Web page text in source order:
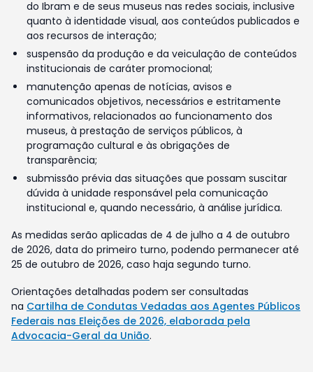
do Ibram e de seus museus nas redes sociais, inclusive
quanto à identidade visual, aos conteúdos publicados e
aos recursos de interação;
suspensão da produção e da veiculação de conteúdos
institucionais de caráter promocional;
manutenção apenas de notícias, avisos e
comunicados objetivos, necessários e estritamente
informativos, relacionados ao funcionamento dos
museus, à prestação de serviços públicos, à
programação cultural e às obrigações de
transparência;
submissão prévia das situações que possam suscitar
dúvida à unidade responsável pela comunicação
institucional e, quando necessário, à análise jurídica.
As medidas serão aplicadas de 4 de julho a 4 de outubro
de 2026, data do primeiro turno, podendo permanecer até
25 de outubro de 2026, caso haja segundo turno.
Orientações detalhadas podem ser consultadas
na Cartilha de Condutas Vedadas aos Agentes Públicos
Federais nas Eleições de 2026, elaborada pela
Advocacia-Geral da União.